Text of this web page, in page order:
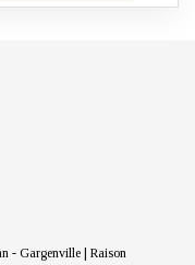
- Gargenville | Raison